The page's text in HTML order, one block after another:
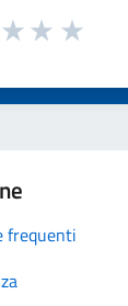
frequenti